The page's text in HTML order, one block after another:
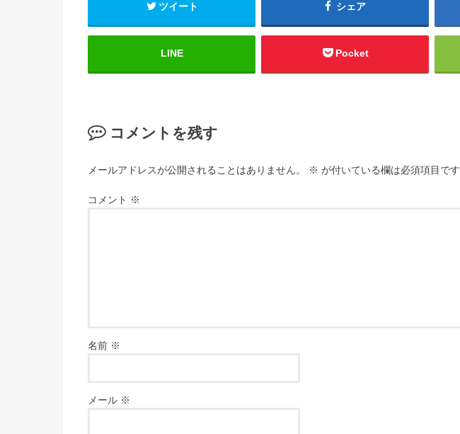
ツイート シェア
LINE Pocket
コメントを残す
メールアドレスが公開されることはありません。 ※ が付いている欄は必須項目です
コメント ※
名前 ※
メール ※